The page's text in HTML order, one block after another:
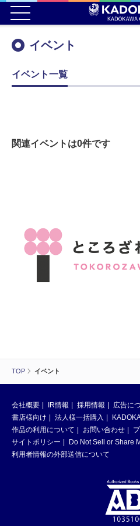
TOP イベント
イベント
イベント一覧
関連イベントは0件です
会社概要 IR情報 採用情報 広告に
書店様向け
法人様一括購入
作品の利用について
お問い合わせ
サイトポリシー
Do Not Sell or Share
利用者情報の外部送信について